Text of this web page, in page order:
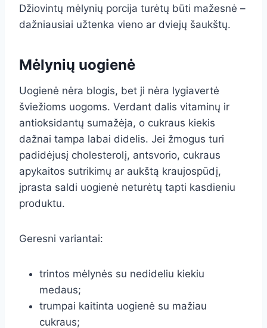
Džiovintų mėlynių porcija turėtų būti mažesnė –
dažniausiai užtenka vieno ar dviejų šaukštų.
Mėlynių uogienė
Uogienė nėra blogis, bet ji nėra lygiavertė
šviežioms uogoms. Verdant dalis vitaminų ir
antioksidantų sumažėja, o cukraus kiekis
dažnai tampa labai didelis. Jei žmogus turi
padidėjusį cholesterolį, antsvorio, cukraus
apykaitos sutrikimų ar aukštą kraujospūdį,
įprasta saldi uogienė neturėtų tapti kasdieniu
produktu.
Geresni variantai:
trintos mėlynės su nedideliu kiekiu
medaus;
trumpai kaitinta uogienė su mažiau
cukraus;